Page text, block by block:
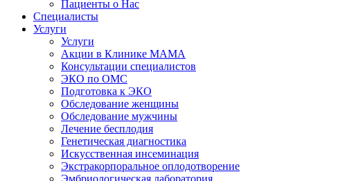
Пациенты о Нас
Специалисты
Услуги
Услуги
Акции в Клинике МАМА
Консультации специалистов
ЭКО по ОМС
Подготовка к ЭКО
Обследование женщины
Обследование мужчины
Лечение бесплодия
Генетическая диагностика
Искусственная инсеминация
Экстракорпоральное оплодотворение
Эмбриологическая лаборатория